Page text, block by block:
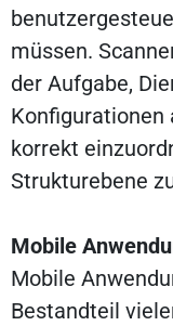
müssen.
der Aufgabe,
Konfigurationen
korrekt
Strukturebene
Mobile
Mobile
Bestandteil